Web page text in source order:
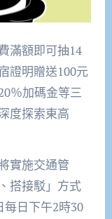
滿額即可抽14
證明贈送100元
％加碼金等三
度探索東高
實施交通管
搭接駁」方式
每日下午2時30